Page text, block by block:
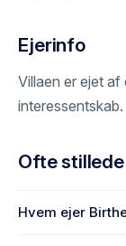
Ejerinfo
Villaen er ejet
interessentskab.
Ofte
Hvem ejer